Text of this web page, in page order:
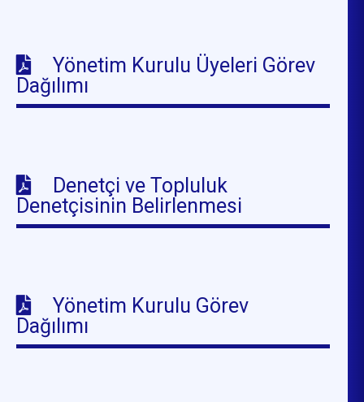
Yönetim Kurulu Üyeleri Görev
Dağılımı
Denetçi ve Topluluk
Denetçisinin Belirlenmesi
Yönetim Kurulu Görev
Dağılımı